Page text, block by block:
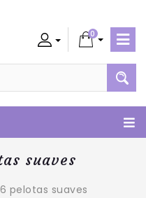
Admin
0
suaves
pelotas suaves